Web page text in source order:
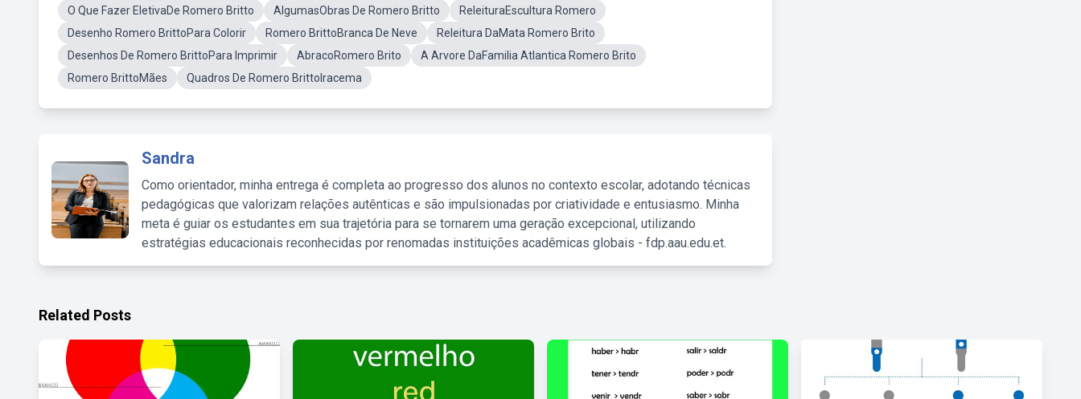
O Que Fazer EletivaDe Romero Britto
AlgumasObras De Romero Britto
ReleituraEscultura Romero
Desenho Romero BrittoPara Colorir
Romero BrittoBranca De Neve
Releitura DaMata Romero Brito
Desenhos De Romero BrittoPara Imprimir
AbracoRomero Brito
A Arvore DaFamilia Atlantica Romero Brito
Romero BrittoMães
Quadros De Romero BrittoIracema
Sandra
Como orientador, minha entrega é completa ao progresso dos alunos no contexto escolar, adotando técnicas
pedagógicas que valorizam relações autênticas e são impulsionadas por criatividade e entusiasmo. Minha
meta é guiar os estudantes em sua trajetória para se tornarem uma geração excepcional, utilizando
estratégias educacionais reconhecidas por renomadas instituições acadêmicas globais - fdp.aau.edu.et.
Related Posts